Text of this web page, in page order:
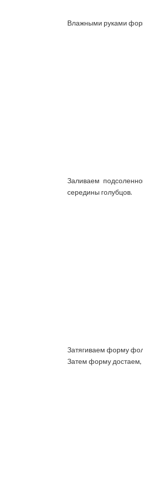
Влажными руками
Заливаем
середины голубцов.
Затягиваем форму
Затем форму